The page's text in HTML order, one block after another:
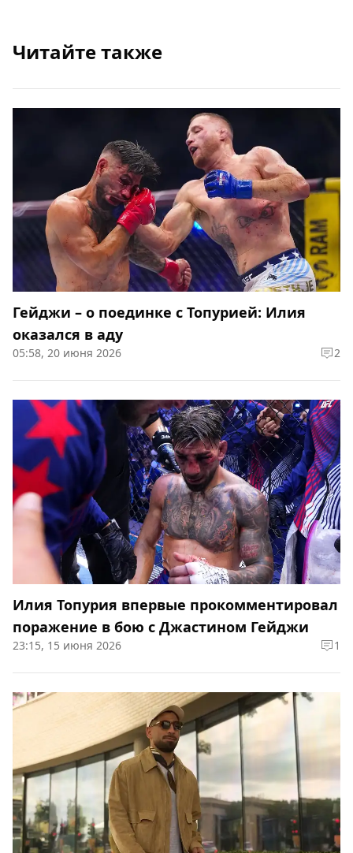
Читайте также
Гейджи – о поединке с Топурией: Илия
оказался в аду
05:58, 20 июня 2026 2
Илия Топурия впервые прокомментировал
поражение в бою с Джастином Гейджи
23:15, 15 июня 2026 1